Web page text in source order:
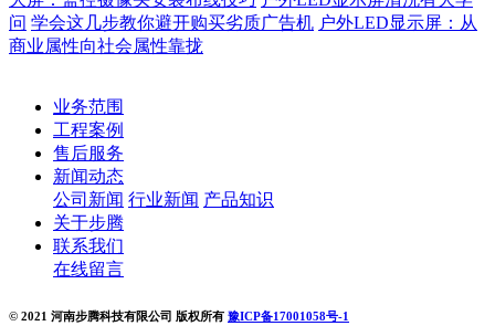
问 学会这几步教你避开购买劣质广告机 户外LED显示屏：从
商业属性向社会属性靠拢
业务范围
工程案例
售后服务
新闻动态
公司新闻 行业新闻 产品知识
关于步腾
联系我们
在线留言
© 2021 河南步腾科技有限公司 版权所有 豫ICP备17001058号-1